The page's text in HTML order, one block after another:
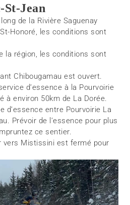
St-Jean
de la Rivière Saguenay
Honoré, les conditions sont
la région, les conditions sont
Chibougamau est ouvert.
d’essence à la Pourvoirie
à environ 50km de La Dorée.
d’essence entre Pourvoirie La
Prévoir de l’essence pour plus
ce sentier.
vers Mistissini est fermé pour